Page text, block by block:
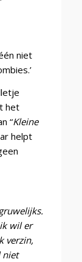
niet
het
“Kleine
helpt
wil er
verzin,
niet